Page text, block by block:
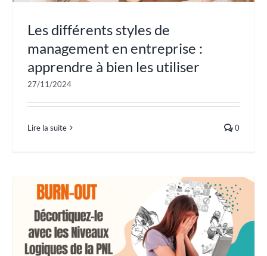
Les différents styles de
management en entreprise :
apprendre à bien les utiliser
27/11/2024
Lire la suite 0